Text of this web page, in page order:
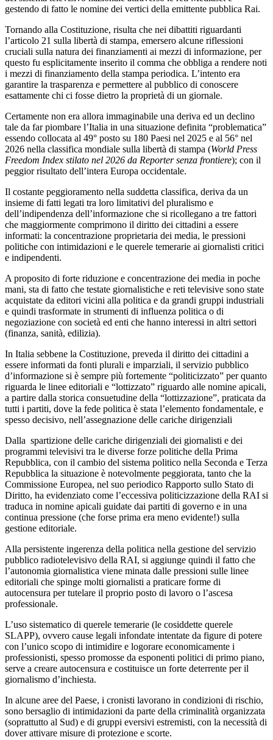
gestendo di fatto le nomine dei vertici della emittente pubblica Rai.
Tornando alla Costituzione, risulta che nei dibattiti riguardanti
l’articolo 21 sulla libertà di stampa, emersero alcune riflessioni
cruciali sulla natura dei finanziamenti ai mezzi di informazione, per
questo fu esplicitamente inserito il comma che obbliga a rendere noti
i mezzi di finanziamento della stampa periodica. L’intento era
garantire la trasparenza e permettere al pubblico di conoscere
esattamente chi ci fosse dietro la proprietà di un giornale.
Certamente non era allora immaginabile una deriva ed un declino
tale da far piombare l’Italia in una situazione definita “problematica”
essendo collocata al 49° posto su 180 Paesi nel 2025 e al 56° nel
2026 nella classifica mondiale sulla libertà di stampa (World Press
Freedom Index stilato nel 2026 da Reporter senza frontiere); con il
peggior risultato dell’intera Europa occidentale.
Il costante peggioramento nella suddetta classifica, deriva da un
insieme di fatti legati tra loro limitativi del pluralismo e
dell’indipendenza dell’informazione che si ricollegano a tre fattori
che maggiormente comprimono il diritto dei cittadini a essere
informati: la concentrazione proprietaria dei media, le pressioni
politiche con intimidazioni e le querele temerarie ai giornalisti critici
e indipendenti.
A proposito di forte riduzione e concentrazione dei media in poche
mani, sta di fatto che testate giornalistiche e reti televisive sono state
acquistate da editori vicini alla politica e da grandi gruppi industriali
e quindi trasformate in strumenti di influenza politica o di
negoziazione con società ed enti che hanno interessi in altri settori
(finanza, sanità, edilizia).
In Italia sebbene la Costituzione, preveda il diritto dei cittadini a
essere informati da fonti plurali e imparziali, il servizio pubblico
d’informazione si è sempre più fortemente “politicizzato” per quanto
riguarda le linee editoriali e “lottizzato” riguardo alle nomine apicali,
a partire dalla storica consuetudine della “lottizzazione”, praticata da
tutti i partiti, dove la fede politica è stata l’elemento fondamentale, e
spesso decisivo, nell’assegnazione delle cariche dirigenziali
Dalla spartizione delle cariche dirigenziali dei giornalisti e dei
programmi televisivi tra le diverse forze politiche della Prima
Repubblica, con il cambio del sistema politico nella Seconda e Terza
Repubblica la situazione è notevolmente peggiorata, tanto che la
Commissione Europea, nel suo periodico Rapporto sullo Stato di
Diritto, ha evidenziato come l’eccessiva politicizzazione della RAI si
traduca in nomine apicali guidate dai partiti di governo e in una
continua pressione (che forse prima era meno evidente!) sulla
gestione editoriale.
Alla persistente ingerenza della politica nella gestione del servizio
pubblico radiotelevisivo della RAI, si aggiunge quindi il fatto che
l’autonomia giornalistica viene minata dalle pressioni sulle linee
editoriali che spinge molti giornalisti a praticare forme di
autocensura per tutelare il proprio posto di lavoro o l’ascesa
professionale.
L’uso sistematico di querele temerarie (le cosiddette querele
SLAPP), ovvero cause legali infondate intentate da figure di potere
con l’unico scopo di intimidire e logorare economicamente i
professionisti, spesso promosse da esponenti politici di primo piano,
serve a creare autocensura e costituisce un forte deterrente per il
giornalismo d’inchiesta.
In alcune aree del Paese, i cronisti lavorano in condizioni di rischio,
sono bersaglio di intimidazioni da parte della criminalità organizzata
(soprattutto al Sud) e di gruppi eversivi estremisti, con la necessità di
dover attivare misure di protezione e scorte.